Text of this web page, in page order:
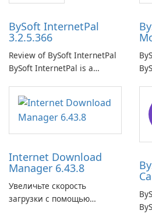
BySoft InternetPal
3.2.5.366
Review of BySoft InternetPal
BySoft InternetPal is a
application designed to
monitor your internet
connection and provide real-
time insights into its
Internet Download
Manager 6.43.8
Увеличьте скорость
загрузки с помощью